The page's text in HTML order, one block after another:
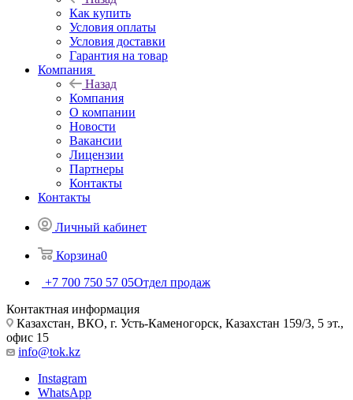
Как купить
Условия оплаты
Условия доставки
Гарантия на товар
Компания
Назад
Компания
О компании
Новости
Вакансии
Лицензии
Партнеры
Контакты
Контакты
Личный кабинет
Корзина0
+7 700 750 57 05Отдел продаж
Контактная информация
Казахстан, ВКО, г. Усть-Каменогорск, Казахстан 159/3, 5 эт.,
офис 15
info@tok.kz
Instagram
WhatsApp